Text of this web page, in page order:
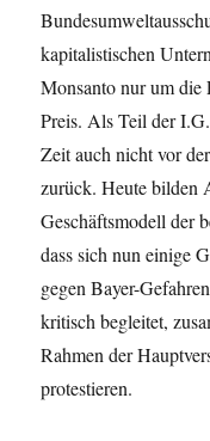
kapitalistischen
Monsanto nur um die
Preis. Als Teil der
Zeit auch nicht vor
zurück. Heute bilden
Geschäftsmodell der
dass sich nun einige
gegen Bayer-
kritisch begleitet,
Rahmen der
protestieren.